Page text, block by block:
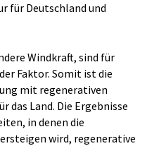
für Deutschland und
Windkraft, sind für
Faktor. Somit ist die
mit regenerativen
Land. Die Ergebnisse
in denen die
wird, regenerative